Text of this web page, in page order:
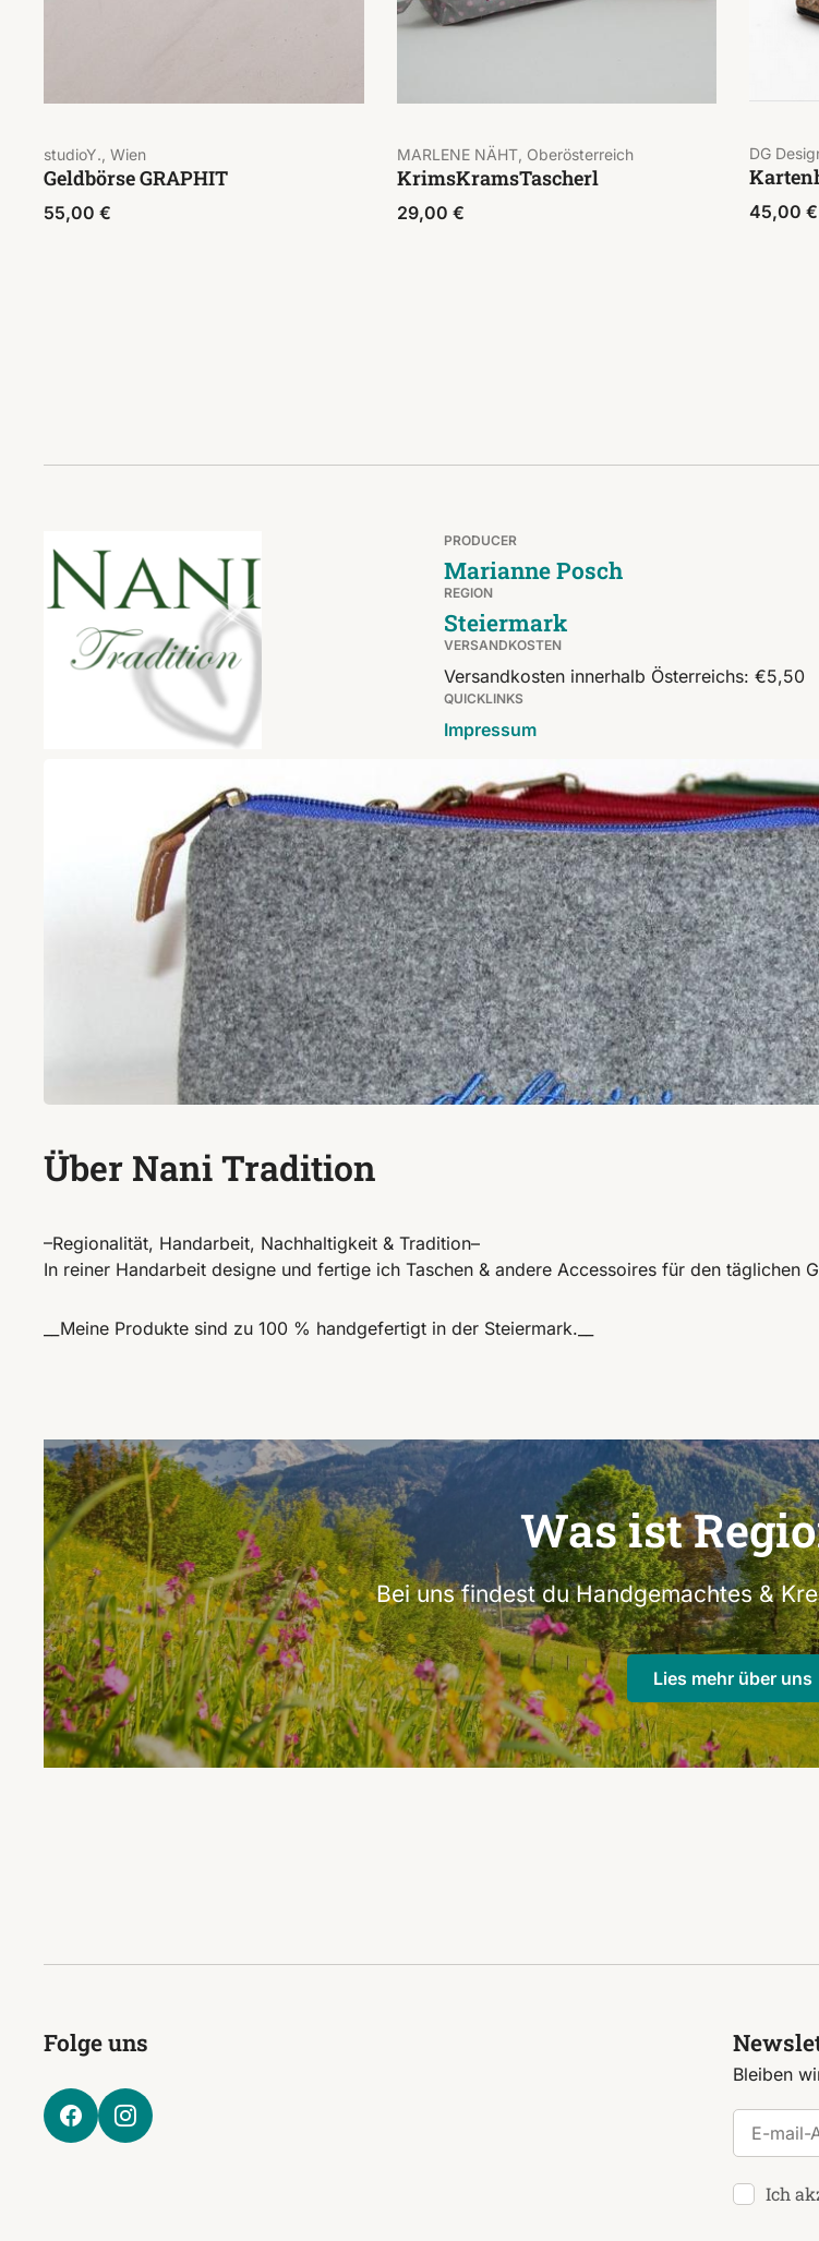
studioY., Wien
Geldbörse GRAPHIT
55,00 €
MARLENE NÄHT, Oberösterreich
KrimsKramsTascherl
29,00 €
DG
45,00 €
PRODUCER
Marianne Posch
REGION
Steiermark
VERSANDKOSTEN
Versandkosten innerhalb Österreichs: €5,50
QUICKLINKS
Impressum
Über Nani Tradition
–Regionalität, Handarbeit, Nachhaltigkeit & Tradition–
In reiner Handarbeit designe und fertige ich Taschen & andere Accessoires für den täglichen
__Meine Produkte sind zu 100 % handgefertigt in der Steiermark.__
Was ist
Bei uns findest du Handgemachtes &
Lies mehr über uns
Folge uns
Bleiben
E-mail-
Ich